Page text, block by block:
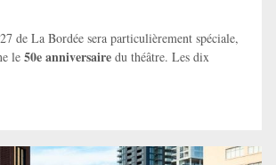
de La Bordée sera particulièrement spéciale,
le 50e anniversaire du théâtre. Les dix